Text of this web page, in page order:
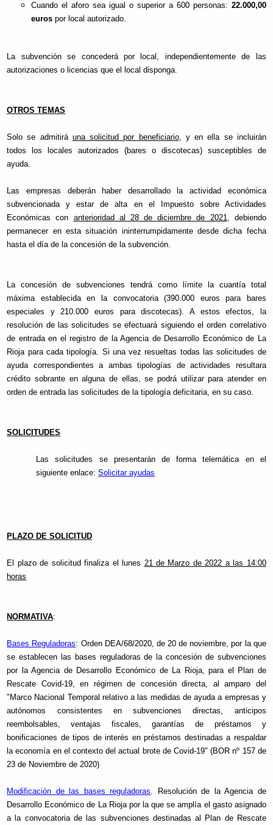
Cuando el aforo sea igual o superior a 600 personas: 22.000,00
eurospor local autorizado.
La subvención se concederá por local, independientemente de las
autorizaciones o licencias que el local disponga.
OTROS TEMAS
Solo se admitirá una solicitud por beneficiario, y en ella se incluirán
todos los locales autorizados (bares o discotecas) susceptibles de
ayuda.
Las empresas deberán haber desarrollado la actividad económica
subvencionada y estar de alta en el Impuesto sobre Actividades
Económicas con anterioridad al 28 de diciembre de 2021, debiendo
permanecer en esta situación ininterrumpidamente desde dicha fecha
hasta el día de la concesión de la subvención.
La concesión de subvenciones tendrá como límite la cuantía total
máxima establecida en la convocatoria (390.000 euros para bares
especiales y 210.000 euros para discotecas). A estos efectos, la
resolución de las solicitudes se efectuará siguiendo el orden correlativo
de entrada en el registro de la Agencia de Desarrollo Económico de La
Rioja para cada tipología. Si una vez resueltas todas las solicitudes de
ayuda correspondientes a ambas tipologías de actividades resultara
crédito sobrante en alguna de ellas, se podrá utilizar para atender en
orden de entrada las solicitudes de la tipología deficitaria, en su caso.
SOLICITUDES
Las solicitudes se presentarán de forma telemática en el
siguiente enlace:Solicitar ayudas
PLAZO DE SOLICITUD
El plazo de solicitud finaliza el lunes 21 de Marzo de 2022 a las 14:00
horas
NORMATIVA:
Bases Reguladoras: Orden DEA/68/2020, de 20 de noviembre, por la que
se establecen las bases reguladoras de la concesión de subvenciones
por la Agencia de Desarrollo Económico de La Rioja, para el Plan de
Rescate Covid-19, en régimen de concesión directa, al amparo del
"Marco Nacional Temporal relativo a las medidas de ayuda a empresas y
autónomos consistentes en subvenciones directas, anticipos
reembolsables, ventajas fiscales, garantías de préstamos y
bonificaciones de tipos de interés en préstamos destinadas a respaldar
la economía en el contexto del actual brote de Covid-19" (BOR nº 157 de
23 de Noviembre de 2020)
Modificación de las bases reguladoras . Resolución de la Agencia de
Desarrollo Económico de La Rioja por la que se amplía el gasto asignado
a la convocatoria de las subvenciones destinadas al Plan de Rescate